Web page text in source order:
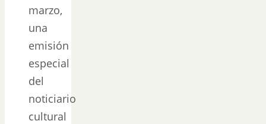
marzo,
una
emisión
especial
del
noticiario
cultural